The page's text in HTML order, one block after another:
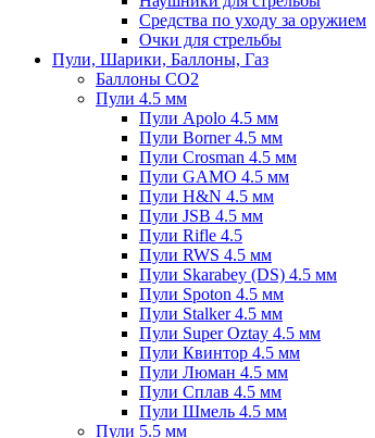
Средства по уходу за оружием
Очки для стрельбы
Пули, Шарики, Баллоны, Газ
Баллоны CO2
Пули 4.5 мм
Пули Apolo 4.5 мм
Пули Borner 4.5 мм
Пули Crosman 4.5 мм
Пули GAMO 4.5 мм
Пули H&N 4.5 мм
Пули JSB 4.5 мм
Пули Rifle 4.5
Пули RWS 4.5 мм
Пули Skarabey (DS) 4.5 мм
Пули Spoton 4.5 мм
Пули Stalker 4.5 мм
Пули Super Oztay 4.5 мм
Пули Квинтор 4.5 мм
Пули Люман 4.5 мм
Пули Сплав 4.5 мм
Пули Шмель 4.5 мм
Пули 5.5 мм